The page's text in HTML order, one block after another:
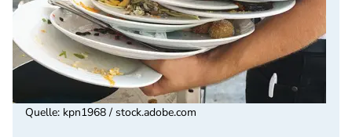
Quelle: kpn1968 / stock.adobe.com